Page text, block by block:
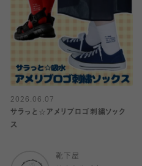
2026.06.07
サラっと☆アメリブロゴ刺繍ソック
ス
靴下屋